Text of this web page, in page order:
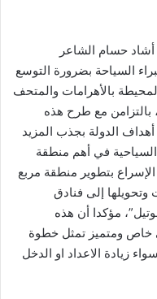
أشاد حسام الشاعر
السياحة بضرورة التوسع
بالأهرامات والمتحف
غرفة جديدة، بالتزامن مع طرح هذه
الدولة بجذب المزيد
في أهم منطقة
بتطوير منطقة مربع
وتحويلها إلى فنادق
مؤكدا أن هذه
خاص ومتميز تمثل خطوة
زيادة الاعداد او الدخل